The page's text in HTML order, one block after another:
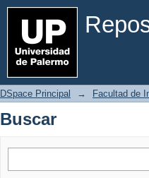
Buscar
DSpace Principal → Facultad de
Buscar